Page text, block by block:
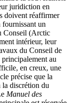
juridiction en
doivent réaffirmer
fournissant un
Conseil (Arctic
intérieur, leur
du Conseil de
au
en creux, une
précise que la
la discrétion du
Manuel des